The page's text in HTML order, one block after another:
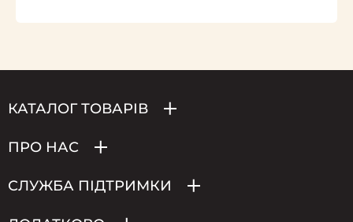
КАТАЛОГ ТОВАРІВ
ПРО НАС
СЛУЖБА ПІДТРИМКИ